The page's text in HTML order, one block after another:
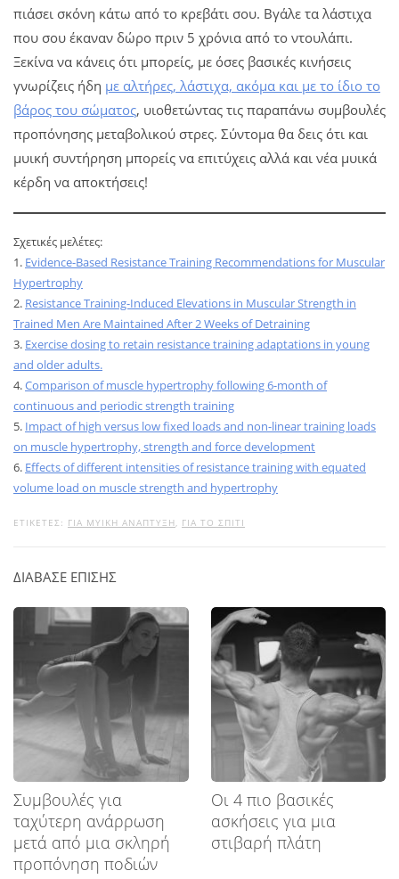
πιάσει σκόνη κάτω από το κρεβάτι σου. Βγάλε τα λάστιχα
που σου έκαναν δώρο πριν 5 χρόνια από το ντουλάπι.
Ξεκίνα να κάνεις ότι μπορείς, με όσες βασικές κινήσεις
γνωρίζεις ήδη με αλτήρες, λάστιχα, ακόμα και με το ίδιο το
βάρος του σώματος, υιοθετώντας τις παραπάνω συμβουλές
προπόνησης μεταβολικού στρες. Σύντομα θα δεις ότι και
μυική συντήρηση μπορείς να επιτύχεις αλλά και νέα μυικά
κέρδη να αποκτήσεις!
Σχετικές μελέτες:
1. Evidence-Based Resistance Training Recommendations for Muscular
Hypertrophy
2. Resistance Training-Induced Elevations in Muscular Strength in
Trained Men Are Maintained After 2 Weeks of Detraining
3. Exercise dosing to retain resistance training adaptations in young
and older adults.
4.Comparison of muscle hypertrophy following 6-month of
continuous and periodic strength training
5. Impact of high versus low fixed loads and non-linear training loads
on muscle hypertrophy, strength and force development
6. Effects of different intensities of resistance training with equated
volume load on muscle strength and hypertrophy
ΕΤΙΚΕΤΕΣ: ΓΙΑ ΜΥΙΚΉ ΑΝΆΠΤΥΞΗ ΓΙΑ ΤΟ ΣΠΊΤΙ
ΔΙΑΒΑΣΕ ΕΠΙΣΗΣ
Συμβουλές για
ταχύτερη ανάρρωση
μετά από μια σκληρή
προπόνηση ποδιών
Οι 4 πιο βασικές
ασκήσεις για μια
στιβαρή πλάτη